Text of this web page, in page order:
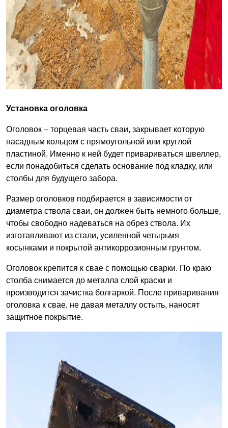
Установка оголовка
Оголовок – торцевая часть сваи, закрывает которую
насадным кольцом с прямоугольной или круглой
пластиной. Именно к ней будет привариваться швеллер,
если понадобиться сделать основание под кладку, или
столбы для будущего забора.
Размер оголовков подбирается в зависимости от
диаметра ствола сваи, он должен быть немного больше,
чтобы свободно надеваться на обрез ствола. Их
изготавливают из стали, усиленной четырьмя
косынками и покрытой антикоррозионным грунтом.
Оголовок крепится к свае с помощью сварки. По краю
столба снимается до металла слой краски и
производится зачистка болгаркой. После приваривания
оголовка к свае, не давая металлу остыть, наносят
защитное покрытие.